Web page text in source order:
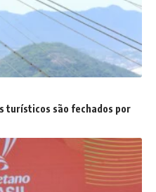
turísticos são fechados por